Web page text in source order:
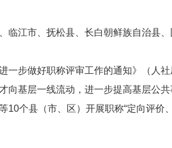
临江市、抚松县、长白朝鲜族自治县
一步做好职称评审工作的通知》（人
向基层一线流动，进一步提高基层公
个县（市、区）开展职称“定向评价